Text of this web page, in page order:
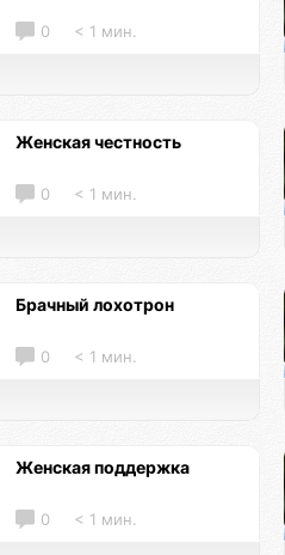
0 < 1 мин.
Женская честность
0 < 1 мин.
Брачный лохотрон
0 < 1 мин.
Женская поддержка
0 < 1 мин.